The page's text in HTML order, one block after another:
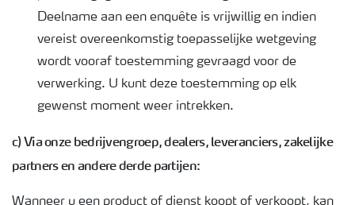
Deelname aan een enquête is vrijwillig en indien
vereist overeenkomstig toepasselijke wetgeving
wordt vooraf toestemming gevraagd voor de
verwerking. U kunt deze toestemming op elk
gewenst moment weer intrekken.
c) Via onze bedrijvengroep, dealers, leveranciers, zakelijke
partners en andere derde partijen:
Wanneer u een product of dienst koopt of verkoopt, kan